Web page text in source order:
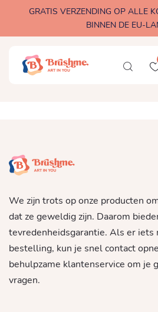
GRATIS VERZENDING OP ALLE
BINNEN DE EU-
We zijn trots op onze producten
dat ze geweldig zijn. Daarom
tevredenheidsgarantie. Als er iets
bestelling, kun je snel contact
behulpzame klantenservice om je
vragen.